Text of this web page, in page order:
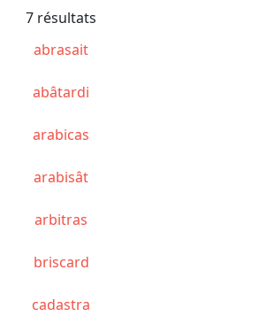
7 résultats
abrasait
abâtardi
arabicas
arabisât
arbitras
briscard
cadastra